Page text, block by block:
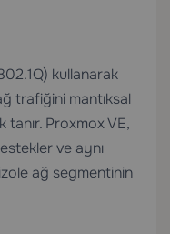
kullanarak
trafiğini mantıksal
Proxmox VE,
ve aynı
ağ segmentinin